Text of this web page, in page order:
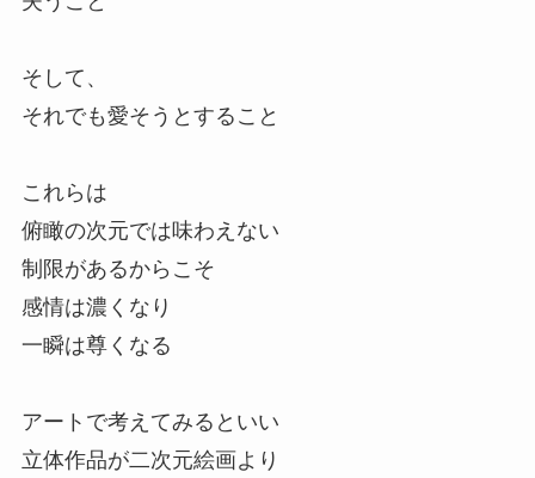
そして、
それでも愛そうとすること
これらは
俯瞰の次元では味わえない
制限があるからこそ
感情は濃くなり
一瞬は尊くなる
アートで考えてみるといい
立体作品が二次元絵画より